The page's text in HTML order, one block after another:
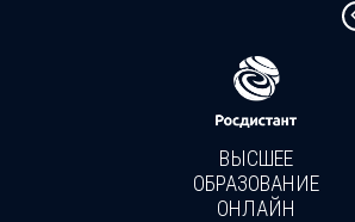
ВЫСШЕЕ
ОБРАЗОВАНИЕ
ОНЛАЙН